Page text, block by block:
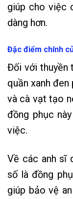
giúp cho việc
dàng hơn.
Đặc điểm chính
Đối với thuyền
quần xanh
và cà vạt tạo
đồng phục
việc.
Về các anh sĩ
số là đồng
giúp bảo vệ